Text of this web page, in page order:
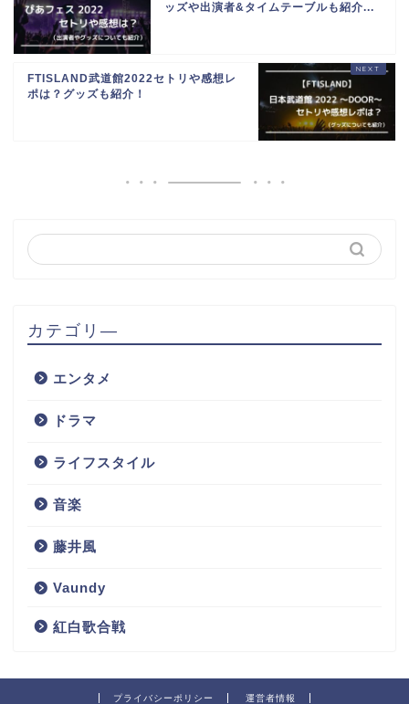
ッズや出演者&タイムテーブルも紹介...
FTISLAND武道館2022セトリや感想レ
ポは？グッズも紹介！
カテゴリ―
エンタメ
ドラマ
ライフスタイル
音楽
藤井風
Vaundy
紅白歌合戦
プライバシーポリシー 運営者情報